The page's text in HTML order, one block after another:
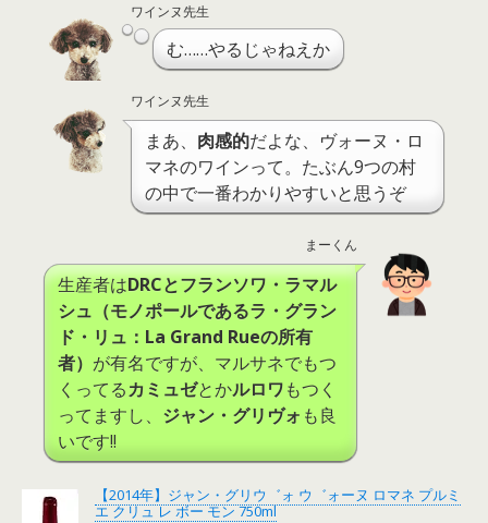
ワインヌ先生
む……やるじゃねえか
ワインヌ先生
まあ、 肉感的だよな、ヴォーヌ・ロ
マネのワインって。たぶん9つの村
の中で一番わかりやすいと思うぞ
まーくん
生産者はDRCとフランソワ・ラマル
シュ（モノポールであるラ・グラン
ド・リュ：La Grand Rueの所有
者） が有名ですが、マルサネでもつ
くってるカミュゼとかルロワもつく
ってますし、 ジャン・グリヴォ も良
いです!!
【2014年】ジャン・グリウ゛ォ ウ゛ォーヌ ロマネ プルミ
エ クリュ レ ボー モン 750ml